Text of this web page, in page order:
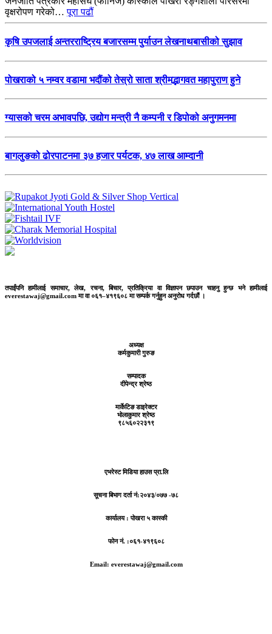
वृक्षरोपण गरेको…पूरा पढौं
कृषि उपजलाई अन्तरराष्ट्रिय बजारसम्म पुर्याउन लेखनाथबासीको सुझाव
पोखराको ५ नम्वर वडामा भदौंको तेस्रो साता श्रीमद्भागवत महापुराण हुने
ग्यासको चरम अभावपछि, उद्योग मन्त्री नै कम्पनी र डिपोको अनुगमनमा
बागलुङको ढोरपाटनमा ३७ हजार पर्यटक, ४७ लाख आम्दानी
तपाईंपनि हामीलाई समाचार, लेख, रचना, बिचार, प्रतिक्रिया वा विज्ञापन छपाउन चाहनु हुन्छ भने हामीलाई
everestawaj@gmail.com मा वा ०६१–४१९६०८ मा सम्पर्क गर्नुहुन अनुरोध गर्दछौं ।
अध्यक्ष
कर्मकुमारी गुरुङ
सम्पादक
दीपेन्द्र श्रेष्ठ
मार्केटिङ डाइरेक्टर
भोलाकुमार श्रेष्ठ
९८५६०२२३१९
एभरेस्ट मिडिया हाउस प्रा.लि
सूचना बिभाग दर्ता नं:२०४३/०७७ -७८
कार्यालय :पोखरा ५ कास्की
फोन नं. :०६१-४१९६०८
Email: everestawaj@gmail.com